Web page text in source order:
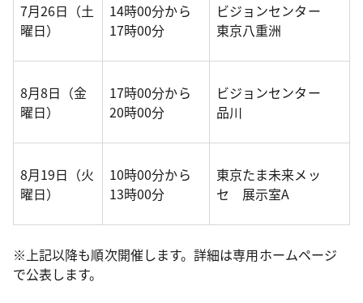
7月26日（土
曜日）
14時00分から
17時00分
ビジョンセンター
東京八重洲
8月8日（金
曜日）
17時00分から
20時00分
ビジョンセンター
品川
8月19日（火
曜日）
10時00分から
13時00分
東京たま未来メッ
セ 展示室A
※上記以降も順次開催します。詳細は専用ホームページ
で公表します。